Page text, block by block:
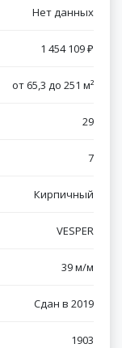
Нет данных
1 454 109 ₽
от 65,3 до 251 м²
29
7
Кирпичный
VESPER
39 м/м
Сдан в 2019
1903